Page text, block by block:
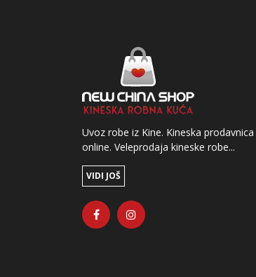
Uvoz robe iz Kine. Kineska prodavnica
online. Veleprodaja kineske robe...
VIDI JOŠ